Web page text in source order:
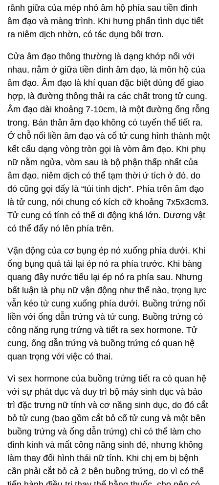
rãnh giữa của mép nhỏ âm hộ phía sau tiền đình
âm đạo và màng trình. Khi hưng phấn tình dục tiết
ra niêm dịch nhờn, có tác dụng bôi trơn.
Cửa âm đạo thông thường là dạng khớp nối với
nhau, nằm ở giữa tiền đình âm đạo, là môn hộ của
âm đạo. Âm đạo là khí quan đặc biệt dùng để giao
hợp, là đường thông thải ra các chất trong tử cung.
Âm đạo dài khoảng 7-10cm, là một đường ống rỗng
trong. Bản thân âm đạo không có tuyến thể tiết ra.
Ở chỗ nối liền âm đạo và cổ tử cung hình thành một
kết cấu dạng vòng tròn gọi là vòm âm đạo. Khi phụ
nữ nằm ngửa, vòm sau là bộ phận thấp nhất của
âm đạo, niêm dịch có thể tạm thời ứ tích ở đó, do
đó cũng gọi đấy là “túi tinh dịch”. Phía trên âm đạo
là tử cung, nói chung có kích cỡ khoảng 7x5x3cm3.
Tử cung có tính có thể di động khá lớn. Dương vật
có thể đẩy nó lên phía trên.
Vận động của cơ bụng ép nó xuống phía dưới. Khi
ống bụng quá tải lại ép nó ra phía trước. Khi bàng
quang đầy nước tiểu lại ép nó ra phía sau. Nhưng
bất luận là phụ nữ vận động như thế nào, trọng lực
vẫn kéo tử cung xuống phía dưới. Buồng trứng nối
liền với ống dẫn trứng và tử cung. Buồng trứng có
công năng rụng trứng và tiết ra sex hormone. Tử
cung, ống dẫn trứng và buồng trứng có quan hệ
quan trọng với việc có thai.
Vì sex hormone của buồng trứng tiết ra có quan hệ
với sự phát dục và duy trì bộ máy sinh dục và bảo
trì đặc trưng nữ tính và cơ năng sinh dục, do đó cắt
bỏ tử cung (bao gồm cắt bỏ cổ tử cung và một bên
buồng trứng và ống dẫn trứng) chỉ có thể làm cho
đình kinh và mất công năng sinh đẻ, nhưng không
làm thay đổi hình thái nữ tính. Khi chị em bị bệnh
cần phải cắt bỏ cả 2 bên buồng trứng, do vì có thể